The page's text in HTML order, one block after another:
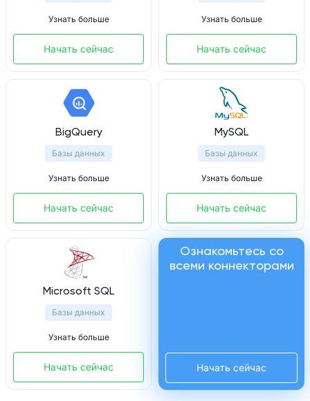
Узнать больше
Начать сейчас
Узнать больше
Начать сейчас
BigQuery
Базы данных
Узнать больше
Начать сейчас
MySQL
Базы данных
Узнать больше
Начать сейчас
Microsoft SQL
Базы данных
Узнать больше
Начать сейчас
Ознакомьтесь со
всеми коннекторами
Начать сейчас